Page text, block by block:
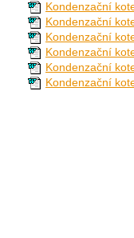
Kondenzační
Kondenzační
Kondenzační
Kondenzační
Kondenzační
Kondenzační